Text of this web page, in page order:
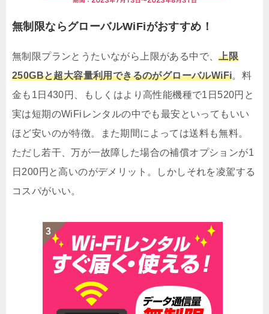
無制限ならグローバルWiFiがおすすめ！
無制限プランとうたいながら上限がある中で、上限
250GBと超大容量利用できるのがグローバルWiFi。料
金も1日430円、もしくはより高性能機種で1日520円と
実は短期のWiFiレンタルの中でも最安といってもいい
ほど安いのが特徴。また期間によっては送料も無料。
ただし若干、万が一故障した場合の補償オプションが1
日200円と高いのがデメリット。しかしそれを凌駕する
コスパがいい。